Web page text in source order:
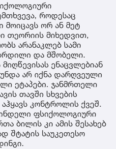
როდესაც
მოიცავს ორ ან მეტ
თეორიის მიხედვით,
არანაკლებ სამი
და მშობელი.
ენაცვლებიან
არ იქნა დარღვეული
ეტაპები. ჯანმრთელი
თავში სხვების
კონტროლის ქვეშ.
ფსიქოლოგიური
ბილის კი ამის შესახებ
შტატის საუკეთესო